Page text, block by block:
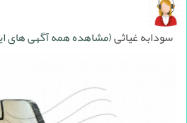
سودابه غیاثی(مشاهده همه آگهی های